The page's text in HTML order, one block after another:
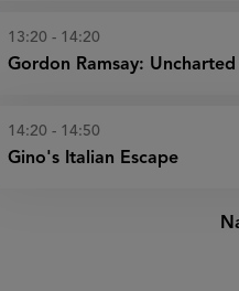
13:20 - 14:20
Gordon Ramsay: Uncharted
14:20 - 14:50
Gino's Italian Escape